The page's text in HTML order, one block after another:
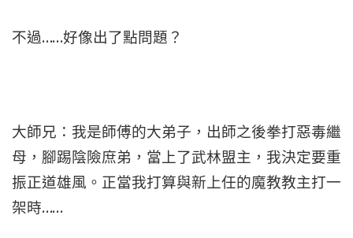
不過……好像出了點問題？
大師兄：我是師傅的大弟子，出師之後拳打惡毒繼
母，腳踢陰險庶弟，當上了武林盟主，我決定要重
振正道雄風。正當我打算與新上任的魔教教主打一
架時……